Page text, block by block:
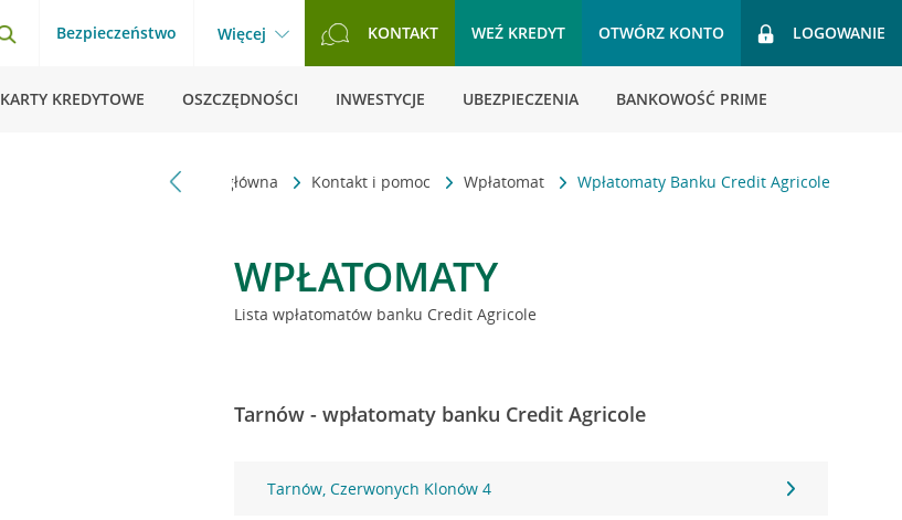
Bezpieczeństwo Więcej KONTAKT WEŹ KREDYT OTWÓRZ KONTO LOGOWANIE
KARTY KREDYTOWE OSZCZĘDNOŚCI INWESTYCJE UBEZPIECZENIA BANKOWOŚĆ PRIME
Strona główna Kontakt i pomoc Wpłatomat Wpłatomaty Banku Credit Agricole
WPŁATOMATY
Lista wpłatomatów banku Credit Agricole
Tarnów - wpłatomaty banku Credit Agricole
Tarnów, Czerwonych Klonów 4